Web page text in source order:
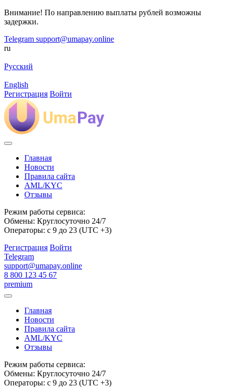
Внимание! По направлению выплаты рублей возможны
задержки.
Telegram support@umapay.online
ru
Русский
English
Регистрация Войти
Главная
Новости
Правила сайта
AML/KYC
Отзывы
Режим работы сервиса:
Обмены: Круглосуточно 24/7
Операторы: с 9 до 23 (UTC +3)
Регистрация Войти
Telegram
support@umapay.online
8 800 123 45 67
premium
Главная
Новости
Правила сайта
AML/KYC
Отзывы
Режим работы сервиса:
Обмены: Круглосуточно 24/7
Операторы: с 9 до 23 (UTC +3)